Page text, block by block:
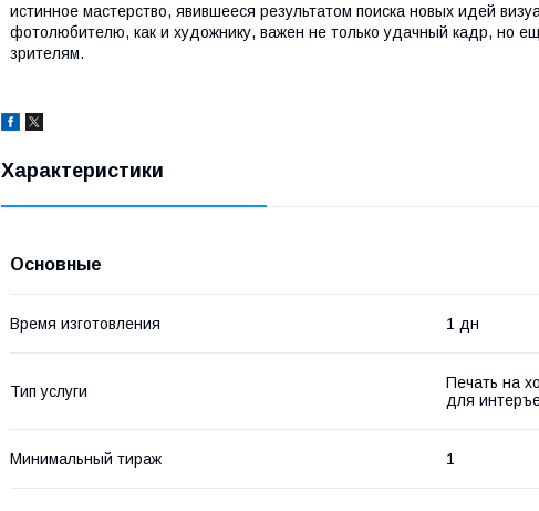
истинное мастерство, явившееся результатом поиска новых идей
фотолюбителю, как и художнику, важен не только удачный кадр, но
зрителям.
Характеристики
Основные
Время изготовления 1 дн
Тип услуги
Печать на
для
Минимальный тираж 1